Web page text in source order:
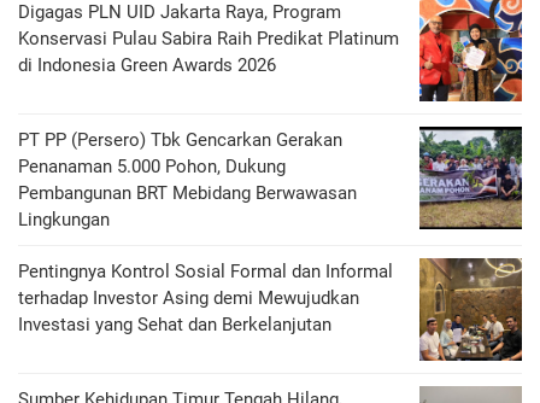
Digagas PLN UID Jakarta Raya, Program
Konservasi Pulau Sabira Raih Predikat Platinum
di Indonesia Green Awards 2026
PT PP (Persero) Tbk Gencarkan Gerakan
Penanaman 5.000 Pohon, Dukung
Pembangunan BRT Mebidang Berwawasan
Lingkungan
Pentingnya Kontrol Sosial Formal dan Informal
terhadap Investor Asing demi Mewujudkan
Investasi yang Sehat dan Berkelanjutan